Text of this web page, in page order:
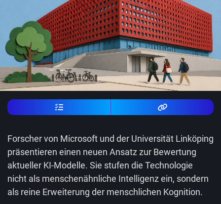
Forscher von Microsoft und der Universität Linköping
präsentieren einen neuen Ansatz zur Bewertung
aktueller KI-Modelle. Sie stufen die Technologie
nicht als menschenähnliche Intelligenz ein, sondern
als reine Erweiterung der menschlichen Kognition.